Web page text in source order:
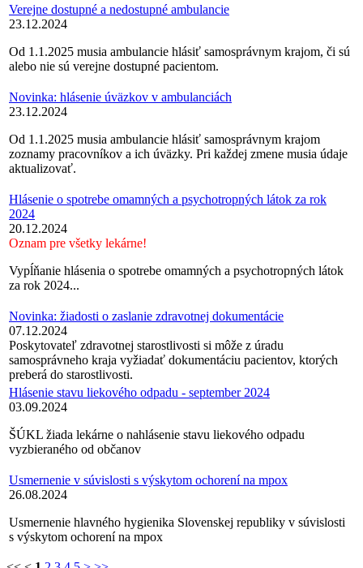
Verejne dostupné a nedostupné ambulancie
23.12.2024
Od 1.1.2025 musia ambulancie hlásiť samosprávnym krajom, či sú
alebo nie sú verejne dostupné pacientom.
Novinka: hlásenie úväzkov v ambulanciách
23.12.2024
Od 1.1.2025 musia ambulancie hlásiť samosprávnym krajom
zoznamy pracovníkov a ich úväzky. Pri každej zmene musia údaje
aktualizovať.
Hlásenie o spotrebe omamných a psychotropných látok za rok
2024
20.12.2024
Oznam pre všetky lekárne!
Vypĺňanie hlásenia o spotrebe omamných a psychotropných látok
za rok 2024...
Novinka: žiadosti o zaslanie zdravotnej dokumentácie
07.12.2024
Poskytovateľ zdravotnej starostlivosti si môže z úradu
samosprávneho kraja vyžiadať dokumentáciu pacientov, ktorých
preberá do starostlivosti.
Hlásenie stavu liekového odpadu - september 2024
03.09.2024
ŠÚKL žiada lekárne o nahlásenie stavu liekového odpadu
vyzbieraného od občanov
Usmernenie v súvislosti s výskytom ochorení na mpox
26.08.2024
Usmernenie hlavného hygienika Slovenskej republiky v súvislosti
s výskytom ochorení na mpox